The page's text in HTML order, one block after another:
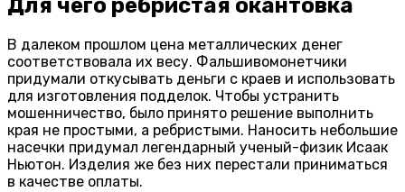
Для чего ребристая окантовка
В далеком прошлом цена металлических денег
соответствовала их весу. Фальшивомонетчики
придумали откусывать деньги с краев и использовать
для изготовления подделок. Чтобы устранить
мошенничество, было принято решение выполнить
края не простыми, а ребристыми. Наносить небольшие
насечки придумал легендарный ученый-физик Исаак
Ньютон. Изделия же без них перестали приниматься
в качестве оплаты.